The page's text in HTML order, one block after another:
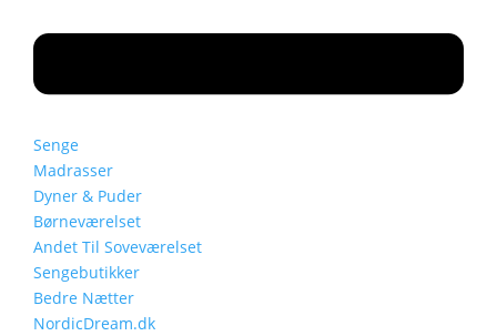
Senge
Madrasser
Dyner & Puder
Børneværelset
Andet Til Soveværelset
Sengebutikker
Bedre Nætter
NordicDream.dk